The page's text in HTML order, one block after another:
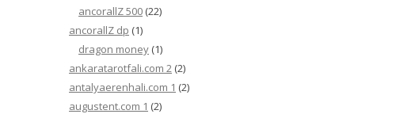
ancorallZ 500 (22)
ancorallZ dp (1)
dragon money (1)
ankaratarotfali.com 2 (2)
antalyaerenhali.com 1 (2)
augustent.com 1 (2)